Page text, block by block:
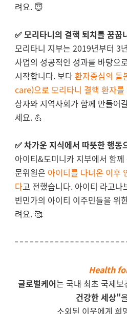
려요. 😇
✅ 모리타니의 결핵 퇴치를 꿈꿉
모리타니 지부는 2019년부터 3
사업의 성공적인 성과를 바탕으
시작합니다. 보다환자중심의
care)으로 모리타니 결핵 환자를
상자와 지역사회가 함께 만들어
세요. 💪
✅ 차가운 지식에서 따뜻한 행동
아이티&도미니카 지부에서 함
문위원은 아이티를 다녀온 이후
다고 전했습니다. 아이티 라고나
빈민가의 아이티 이주민들을 위
려요. 🥰
Health
글로벌케어는 국내 최초 국제
건강한 세상"
소외된 이웃에게 희